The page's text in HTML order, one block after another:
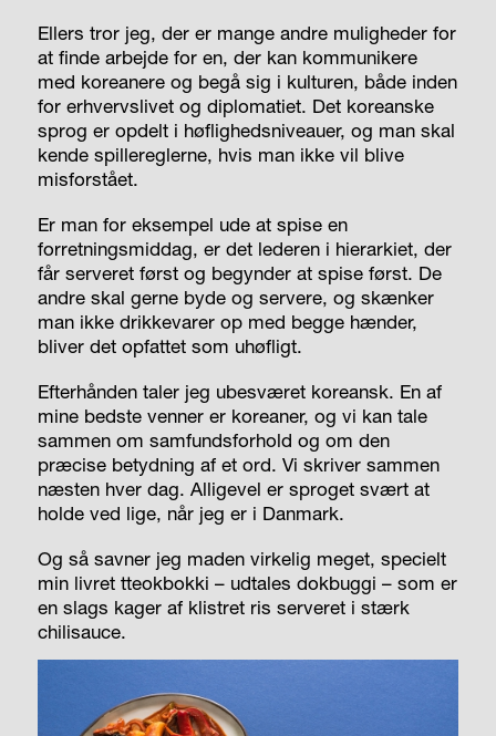
Ellers tror jeg, der er mange andre muligheder for
at finde arbejde for en, der kan kommunikere
med koreanere og begå sig i kulturen, både inden
for erhvervslivet og diplomatiet. Det koreanske
sprog er opdelt i høflighedsniveauer, og man skal
kende spillereglerne, hvis man ikke vil blive
misforstået.
Er man for eksempel ude at spise en
forretningsmiddag, er det lederen i hierarkiet, der
får serveret først og begynder at spise først. De
andre skal gerne byde og servere, og skænker
man ikke drikkevarer op med begge hænder,
bliver det opfattet som uhøfligt.
Efterhånden taler jeg ubesværet koreansk. En af
mine bedste venner er koreaner, og vi kan tale
sammen om samfundsforhold og om den
præcise betydning af et ord. Vi skriver sammen
næsten hver dag. Alligevel er sproget svært at
holde ved lige, når jeg er i Danmark.
Og så savner jeg maden virkelig meget, specielt
min livret tteokbokki – udtales dokbuggi – som er
en slags kager af klistret ris serveret i stærk
chilisauce.